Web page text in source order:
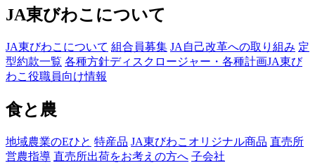
JA東びわこについて
JA東びわこについて 組合員募集 JA自己改革への取り組み 定
型約款一覧 各種方針ディスクロージャー・各種計画JA東び
わこ役職員向け情報
食と農
地域農業のEひと 特産品 JA東びわこオリジナル商品 直売所
営農指導 直売所出荷をお考えの方へ 子会社